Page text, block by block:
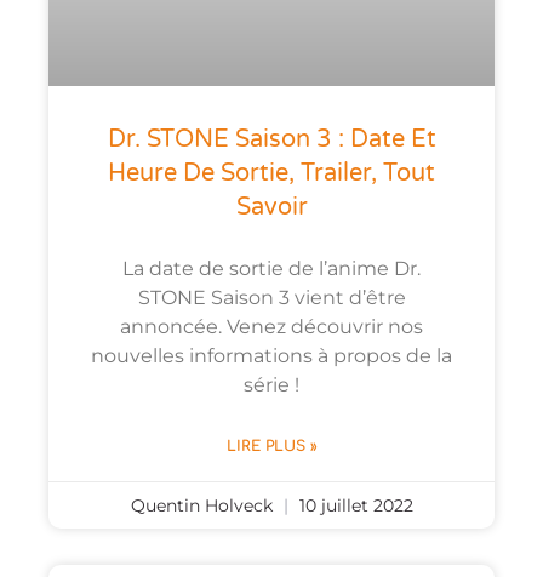
Dr. STONE Saison 3 : Date Et
Heure De Sortie, Trailer, Tout
Savoir
La date de sortie de l’anime Dr.
STONE Saison 3 vient d’être
annoncée. Venez découvrir nos
nouvelles informations à propos de la
série !
LIRE PLUS »
Quentin Holveck 10 juillet 2022